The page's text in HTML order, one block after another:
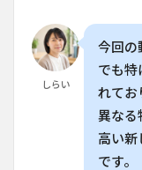
と販
売戦
略
5
しらい
今回の
でも特
れてお
異なる
高い新
です。